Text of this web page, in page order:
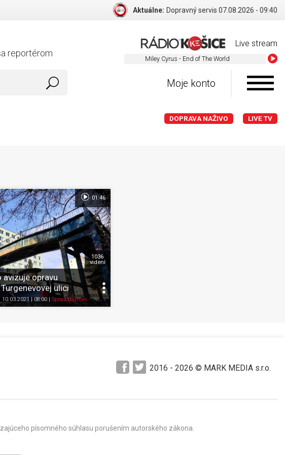
Aktuálne: Dopravný servis 07.08.2026 - 09:40
Live stream
Miley Cyrus - End of The World
reportérom
Moje konto
DOPRAVA NAŽIVO LIVE TV
Pozrieť neskôr
K obľúbeným
avizuje opravu
ulici
, 10.03.2021 | 08:00 Spravodajstvo
1036
videní
01:46
2016 - 2026 © MARK MEDIA s.r.o.
písomného súhlasu porušením autorského zákona.